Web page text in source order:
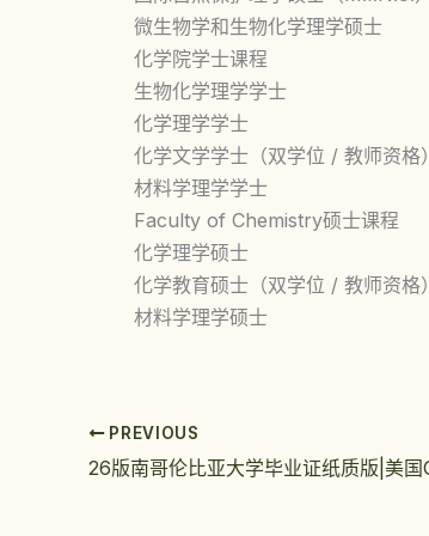
微生物学和生物化学理学硕士
化学院学士课程
生物化学理学学士
化学理学学士
化学文学学士（双学位 / 教师资格）
材料学理学学士
Faculty of Chemistry硕士课程
化学理学硕士
化学教育硕士（双学位 / 教师资格）
材料学理学硕士
PREVIOUS